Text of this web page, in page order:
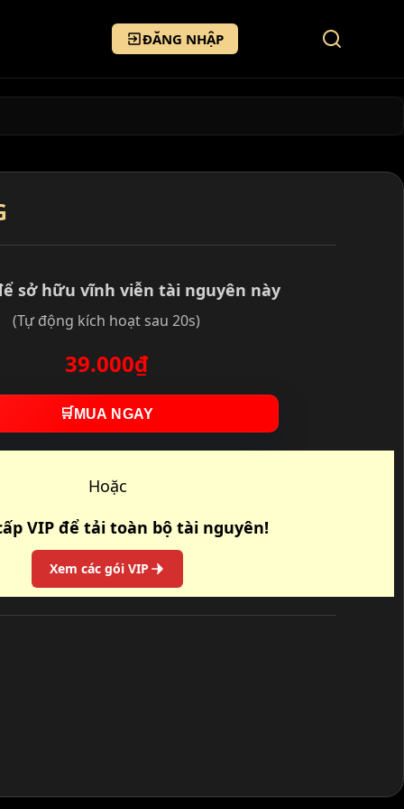
ĐĂNG NHẬP
sở hữu vĩnh viễn tài nguyên này
(Tự động kích hoạt sau 20s)
39.000₫
🛒 MUA NGAY
Hoặc
VIP để tải toàn bộ tài nguyên!
Xem các gói VIP